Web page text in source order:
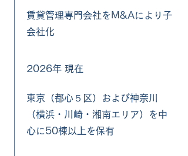
賃貸管理専門会社をM&Aにより子
会社化
2026年 現在
東京（都心５区）および神奈川
（横浜・川崎・湘南エリア）を中
心に50棟以上を保有